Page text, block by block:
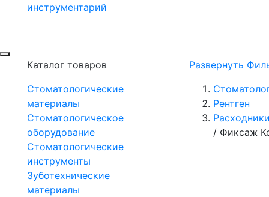
инструментарий
Каталог товаров
Стоматологические
материалы
Стоматологическое
оборудование
Стоматологические
инструменты
Зуботехнические
материалы
Развернуть
Рентген
/ Фиксаж